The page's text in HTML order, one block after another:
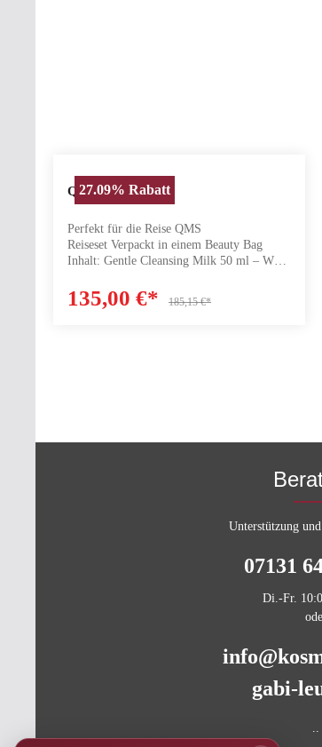
27.09% Rabatt
Produkt Anzahl: Gib den
QMS Reiseset
Perfekt für die Reise QMS
Reiseset Verpackt in einem Beauty Bag
Inhalt: Gentle Cleansing Milk 50 ml – Wert
50 ml – Wert € 13,75 (Produkt ansehen)
Collagen Day Serum Sensitive 7 ml +
135,00 €* 185,15 €*
Unterstützung
07131
Di.-Fr.
gabi-